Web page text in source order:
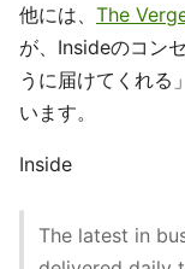
他には、 The
が、Insideのコン
うに届けてくれる
います。
Inside
The latest in